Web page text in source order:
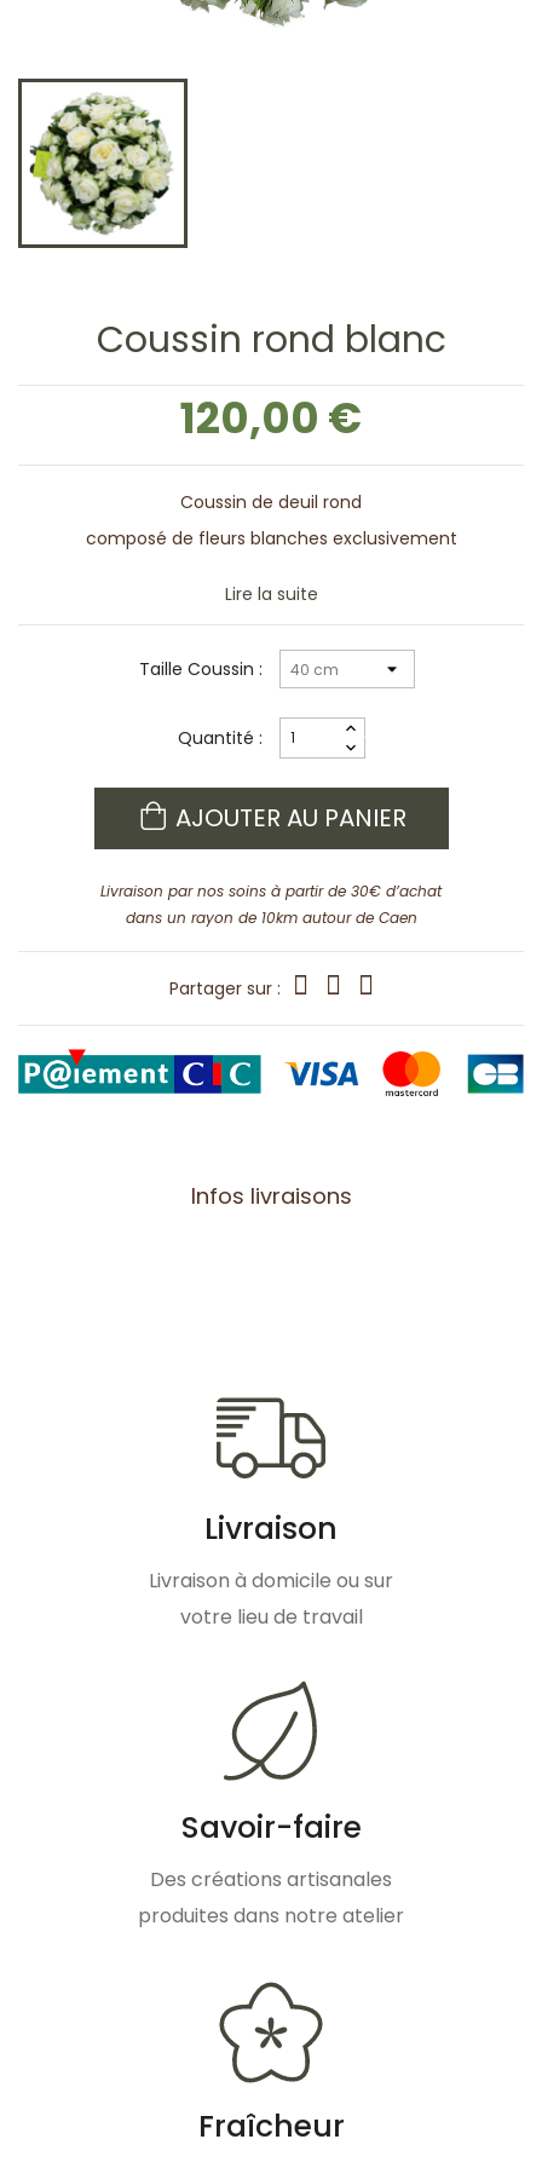
Coussin rond blanc
120,00 €
Coussin de deuil rond
composé de fleurs blanches exclusivement
Lire la suite
Taille Coussin :
Quantité :
AJOUTER AU PANIER
Livraison par nos soins à partir de 30€ d’achat
dans un rayon de 10km autour de Caen
Partager sur :
Infos livraisons
Livraison
Livraison à domicile ou sur
votre lieu de travail
Savoir-faire
Des créations artisanales
produites dans notre atelier
Fraîcheur